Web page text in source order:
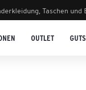
Taschen und
OUTLET